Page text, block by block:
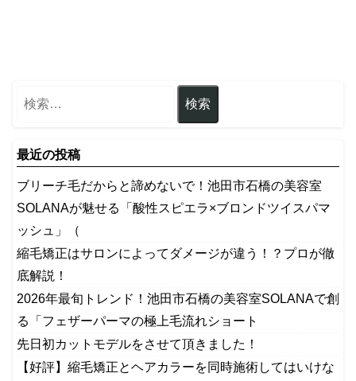
最近の投稿
ブリーチ毛だからと諦めないで！池田市石橋の美容室
SOLANAが魅せる「酸性スピエラ×ブロンドツイスパマ
ッシュ」（
縮毛矯正はサロンによってダメージが違う！？プロが徹
底解説！
2026年最旬トレンド！池田市石橋の美容室SOLANAで創
る「フェザーパーマの極上毛流れショート
先日初カットモデルをさせて頂きました！
【好評】縮毛矯正とヘアカラーを同時施術してはいけな